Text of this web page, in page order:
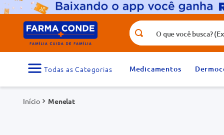
O que você busca? (Ex.: vitamina,
Medicamentos
Menelat
Termos mais buscados
1
medicamento